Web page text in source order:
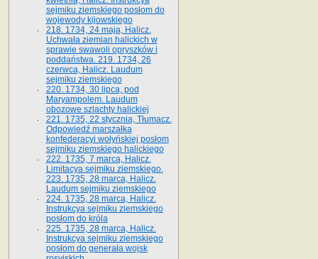
sejmiku ziemskiego posłom do
wojewody kijowskiego
218. 1734, 24 maja, Halicz.
Uchwała ziemian halickich w
sprawie swawoli opryszków i
poddaństwa. 219. 1734, 26
czerwca, Halicz. Laudum
sejmiku ziemskiego
220. 1734, 30 lipca, pod
Maryampolem. Laudum
obozowe szlachty halickiej
221. 1735, 22 stycznia, Tłumacz.
Odpowiedź marszałka
konfederacyi wołyńskiej posłom
sejmiku ziemskiego halickiego
222. 1735, 7 marca, Halicz.
Limitacya sejmiku ziemskiego.
223. 1735, 28 marca, Halicz.
Laudum sejmiku ziemskiego
224. 1735, 28 marca, Halicz.
Instrukcya sejmiku ziemskiego
posłom do króla
225. 1735, 28 marca, Halicz.
Instrukcya sejmiku ziemskiego
posłom do generała wojsk